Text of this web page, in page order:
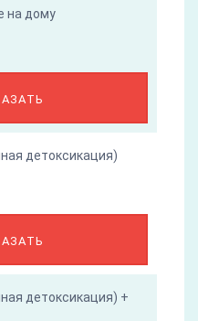
на дому
детоксикация)
детоксикация) +